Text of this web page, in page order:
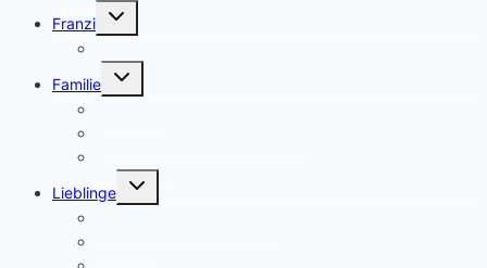
Franzi
Untermenü
umschalten
Familie
Untermenü
umschalten
Lieblinge
Untermenü
umschalten